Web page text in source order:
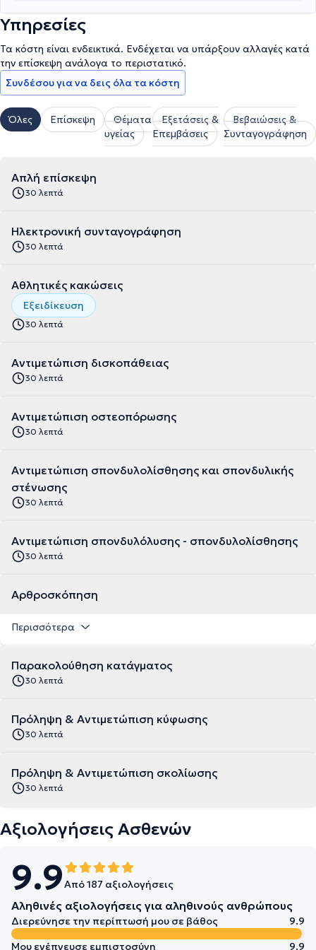
Υπηρεσίες
Τα κόστη είναι ενδεικτικά. Ενδέχεται να υπάρξουν αλλαγές κατά
την επίσκεψη ανάλογα το περιστατικό.
Συνδέσου για να δεις όλα τα κόστη
Όλες Επίσκεψη
Θέματα
υγείας
Εξετάσεις &
Επεμβάσεις
Βεβαιώσεις &
Συνταγογράφηση
Απλή επίσκεψη
30 λεπτά
Ηλεκτρονική συνταγογράφηση
30 λεπτά
Αθλητικές κακώσεις
Εξειδίκευση
30 λεπτά
Αντιμετώπιση δισκοπάθειας
30 λεπτά
Αντιμετώπιση οστεοπόρωσης
30 λεπτά
Αντιμετώπιση σπονδυλολίσθησης και σπονδυλικής
στένωσης
30 λεπτά
Αντιμετώπιση σπονδυλόλυσης - σπονδυλολίσθησης
30 λεπτά
Αρθροσκόπηση
Περισσότερα
Παρακολούθηση κατάγματος
30 λεπτά
Πρόληψη & Αντιμετώπιση κύφωσης
30 λεπτά
Πρόληψη & Αντιμετώπιση σκολίωσης
30 λεπτά
Αξιολογήσεις Ασθενών
9.9Από 187 αξιολογήσεις
Αληθινές αξιολογήσεις για αληθινούς ανθρώπους
Διερεύνησε την περίπτωσή μου σε βάθος
9.9
Μου ενέπνευσε εμπιστοσύνη
9.9